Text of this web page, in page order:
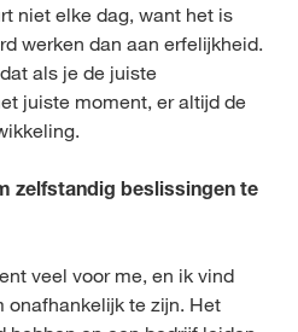
niet elke dag, want het is
werken dan aan erfelijkheid.
als je de juiste
juiste moment, er altijd de
zelfstandig beslissingen te
veel voor me, en ik vind
onafhankelijk te zijn. Het